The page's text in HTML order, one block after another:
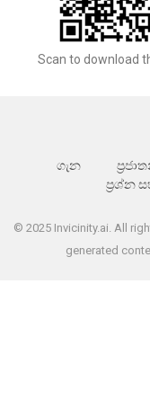
Scan to download
ගැන
ප්‍රශ්න
© 2025 Invicinity.ai. All
generated